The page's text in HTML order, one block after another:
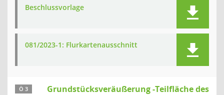
Beschlussvorlage
081/2023-1: Flurkartenausschnitt
Ö 3
Grundstücksveräußerung -Teilfläche des